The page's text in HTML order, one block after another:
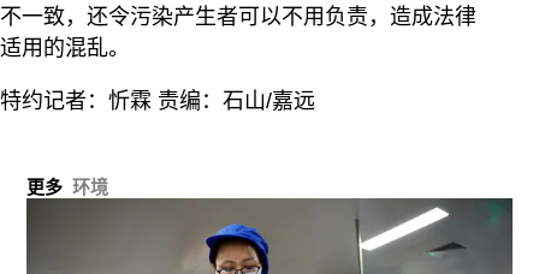
不一致，还令污染产生者可以不用负责，造成法律
适用的混乱。
特约记者：忻霖 责编：石山/嘉远
更多 环境